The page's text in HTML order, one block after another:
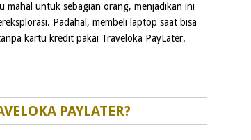
mahal untuk sebagian orang, menjadikan ini
Padahal, membeli laptop saat bisa
kartu kredit pakai Traveloka PayLater.
PAYLATER?